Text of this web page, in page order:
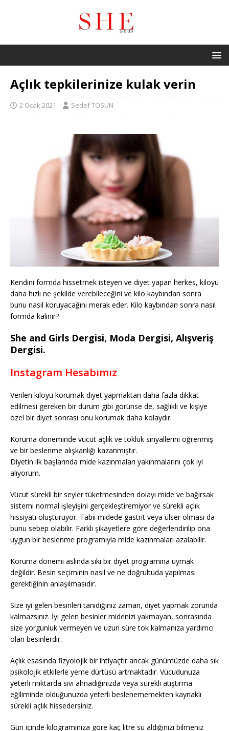
Açlık tepkilerinize kulak verin
2 Ocak 2021 Sedef TOSUN
Kendini formda hissetmek isteyen ve diyet yapan herkes, kiloyu
daha hızlı ne şekilde verebileceğini ve kilo kaybından sonra
bunu nasıl koruyacağını merak eder. Kilo kaybından sonra nasıl
formda kalınır?
She and Girls Dergisi, Moda Dergisi, Alışveriş
Dergisi.
Instagram Hesabımız
Verilen kiloyu korumak diyet yapmaktan daha fazla dikkat
edilmesi gereken bir durum gibi görünse de, sağlıklı ve kişiye
özel bir diyet sonrası onu korumak daha kolaydır.
Koruma döneminde vücut açlık ve tokluk sinyallerini öğrenmiş
ve bir beslenme alışkanlığı kazanmıştır.
Diyetin ilk başlarında mide kazınmaları yakınmalarını çok iyi
alıyorum.
Vücut sürekli bir seyler tüketmesinden dolayı mide ve bağırsak
sistemi normal işleyişini gerçekleştiremiyor ve sürekli açlık
hissiyatı oluşturuyor. Tabii midede gastrit veya ülser olması da
bunu sebep olabilir. Farklı şikayetlere göre değerlendirilip ona
uygun bir beslenme programıyla mide kazınmaları azalabilir.
Koruma dönemi aslında sıkı bir diyet programına uymak
değildir. Besin seçiminin nasıl ve ne doğrultuda yapılması
gerektiğinin anlaşılmasıdır.
Size iyi gelen besinleri tanıdığınız zaman, diyet yapmak zorunda
kalmazsınız. İyi gelen besinler midenizi yakmayan, sonrasında
size yorgunluk vermeyen ve uzun süre tok kalmanıza yardımcı
olan besinlerdir.
Açlık esasında fizyolojik bir ihtiyaçtır ancak günümüzde daha sık
psikolojik etkilerle yeme dürtüsü artmaktadır. Vücudunuza
yeterli miktarda sıvı almadığınızda veya sürekli atıştırma
eğiliminde olduğunuzda yeterli beslenememekten kaynaklı
sürekli açlık hissedersiniz.
Gün içinde kilogramınıza göre kaç litre su aldığınızı bilmeniz